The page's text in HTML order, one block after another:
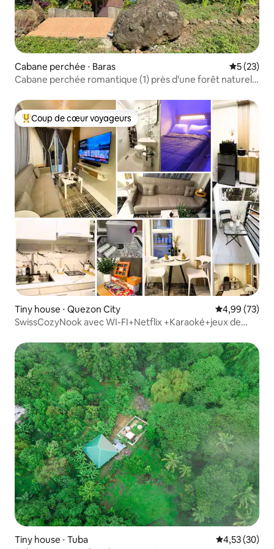
Cabane perchée ⋅ Baras
5 (23)
Cabane perchée romantique (1) près d'une forêt naturelle
Coups de cœur voyageurs les plus appréciés
Coup de cœur voyageurs
Tiny house ⋅ Quezon City Évaluation
4,99 (73)
SwissCozyNook avec WI-FI+Netflix +Karaoké+jeux de
Tiny house ⋅ Tuba Évaluation
4,53 (30)